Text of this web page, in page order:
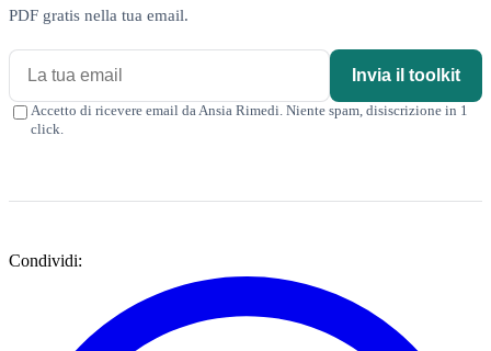
PDF gratis nella tua email.
Invia il toolkit
Accetto di ricevere email da Ansia Rimedi. Niente spam, disiscrizione in 1
click.
Condividi: